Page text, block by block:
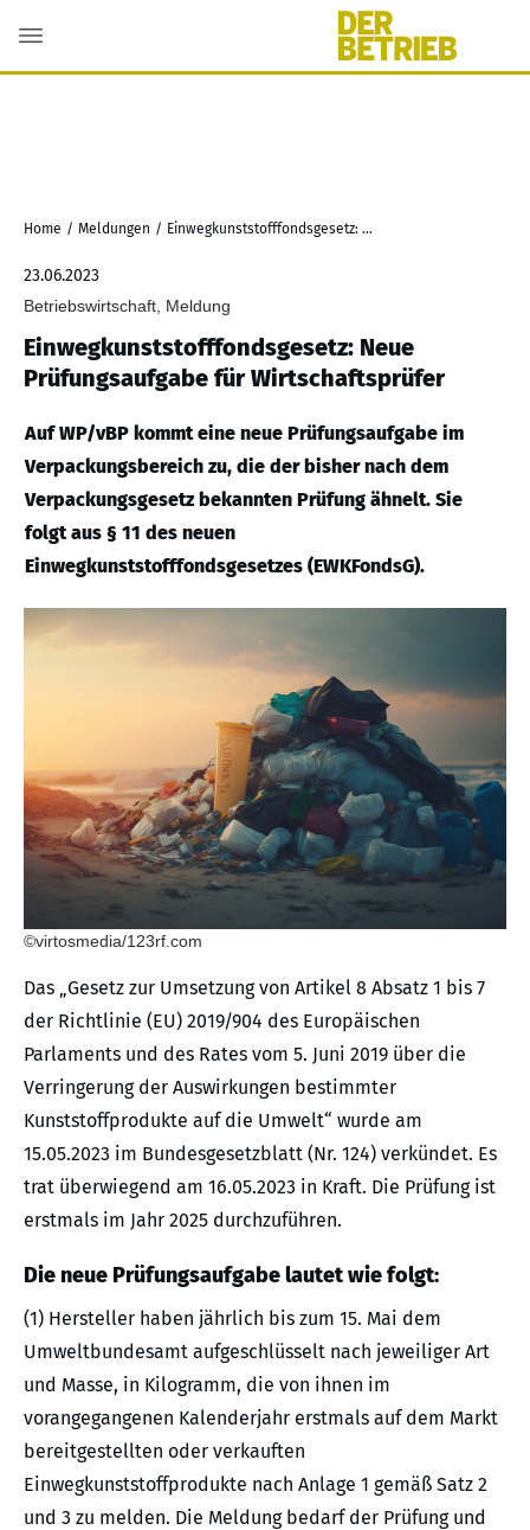
Home / Meldungen / Einwegkunststofffondsgesetz: Neue Prüfungsaufgabe für Wirtschaftsprüfer
23.06.2023
Betriebswirtschaft, Meldung
Einwegkunststofffondsgesetz: Neue
Prüfungsaufgabe für Wirtschaftsprüfer
Auf WP/vBP kommt eine neue Prüfungsaufgabe im
Verpackungsbereich zu, die der bisher nach dem
Verpackungsgesetz bekannten Prüfung ähnelt. Sie
folgt aus § 11 des neuen
Einwegkunststofffondsgesetzes (EWKFondsG).
©virtosmedia/123rf.com
Das „Gesetz zur Umsetzung von Artikel 8 Absatz 1 bis 7
der Richtlinie (EU) 2019/904 des Europäischen
Parlaments und des Rates vom 5. Juni 2019 über die
Verringerung der Auswirkungen bestimmter
Kunststoffprodukte auf die Umwelt“ wurde am
15.05.2023 im Bundesgesetzblatt (Nr. 124) verkündet. Es
trat überwiegend am 16.05.2023 in Kraft. Die Prüfung ist
erstmals im Jahr 2025 durchzuführen.
Die neue Prüfungsaufgabe lautet wie folgt:
(1) Hersteller haben jährlich bis zum 15. Mai dem
Umweltbundesamt aufgeschlüsselt nach jeweiliger Art
und Masse, in Kilogramm, die von ihnen im
vorangegangenen Kalenderjahr erstmals auf dem Markt
bereitgestellten oder verkauften
Einwegkunststoffprodukte nach Anlage 1 gemäß Satz 2
und 3 zu melden. Die Meldung bedarf der Prüfung und